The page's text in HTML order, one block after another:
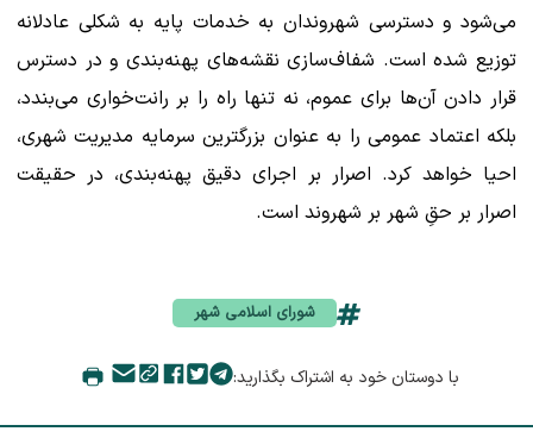
می‌شود و دسترسی شهروندان به خدمات پایه به شکلی عادلانه
توزیع شده است. شفاف‌سازی نقشه‌های پهنه‌بندی و در دسترس
قرار دادن آن‌ها برای عموم، نه تنها راه را بر رانت‌خواری می‌بندد،
بلکه اعتماد عمومی را به عنوان بزرگترین سرمایه مدیریت شهری،
احیا خواهد کرد. اصرار بر اجرای دقیق پهنه‌بندی، در حقیقت
اصرار بر حقِ شهر بر شهروند است.
شورای اسلامی شهر
با دوستان خود به اشتراک بگذارید: